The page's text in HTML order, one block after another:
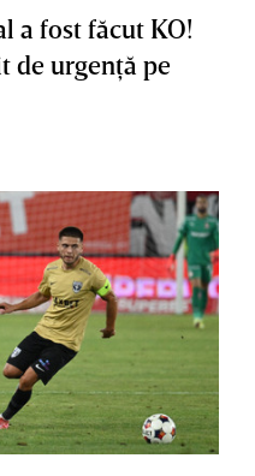
a fost făcut KO!
de urgenţă pe